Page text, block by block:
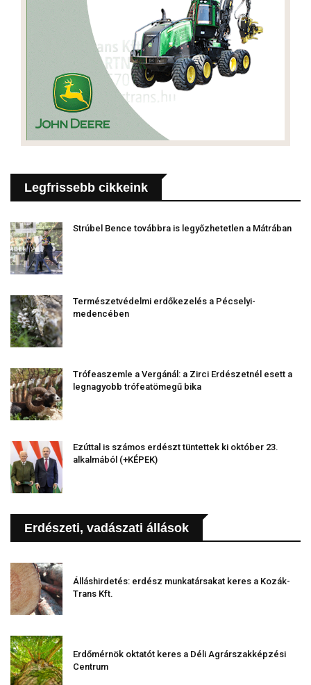
Legfrissebb cikkeink
Strúbel Bence továbbra is legyőzhetetlen a Mátrában
Természetvédelmi erdőkezelés a Pécselyi-
medencében
Trófeaszemle a Vergánál: a Zirci Erdészetnél esett a
legnagyobb trófeatömegű bika
Ezúttal is számos erdészt tüntettek ki október 23.
alkalmából (+KÉPEK)
Erdészeti, vadászati állások
Álláshirdetés: erdész munkatársakat keres a Kozák-
Trans Kft.
Erdőmérnök oktatót keres a Déli Agrárszakképzési
Centrum